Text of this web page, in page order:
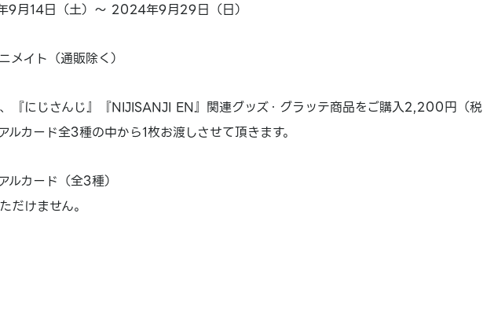
9月14日（土）～ 2024年9月29日（日）
メイト（通販除く）
『にじさんじ』『NIJISANJI EN』関連グッズ・グラッテ商品をご購入2,200円（税
ルカード全3種の中から1枚お渡しさせて頂きます。
ルカード（全3種）
けません。